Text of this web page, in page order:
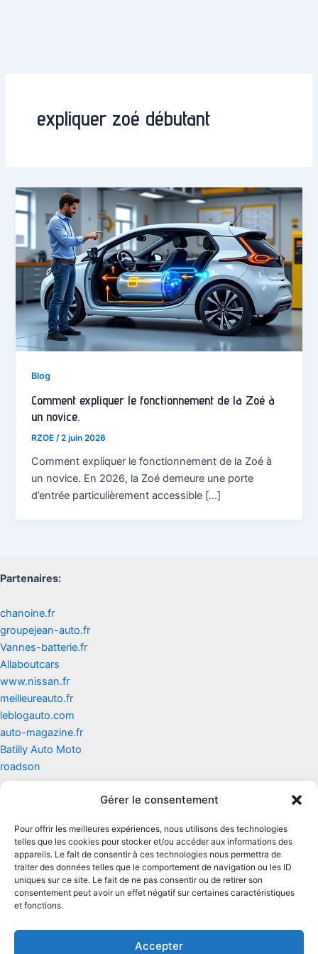
Gérer le consentement
Pour offrir les meilleures expériences, nous utilisons des technologies
telles que les cookies pour stocker et/ou accéder aux informations des
appareils. Le fait de consentir à ces technologies nous permettra de
traiter des données telles que le comportement de navigation ou les ID
uniques sur ce site. Le fait de ne pas consentir ou de retirer son
consentement peut avoir un effet négatif sur certaines caractéristiques
et fonctions.
Accepter
expliquer zoé débutant
Blog
Comment expliquer le fonctionnement de la Zoé à
un novice.
RZOE/2 juin 2026
Comment expliquer le fonctionnement de la Zoé à
un novice. En 2026, la Zoé demeure une porte
d’entrée particulièrement accessible […]
Partenaires:
chanoine.fr
groupejean-auto.fr
Vannes-batterie.fr
Allaboutcars
www.nissan.fr
meilleureauto.fr
leblogauto.com
auto-magazine.fr
Batilly Auto Moto
roadson
Mentions légales
Conditions générales d'utilisation
Conditions générales de vente
Politique de cookies